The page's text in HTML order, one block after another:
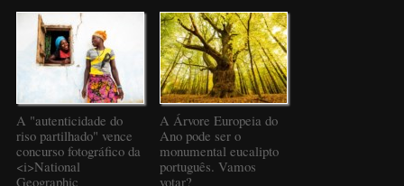
A "autenticidade do
riso partilhado" vence
concurso fotográfico da
<i>National
Geographic
A Árvore Europeia do
Ano pode ser o
monumental eucalipto
português. Vamos
votar?